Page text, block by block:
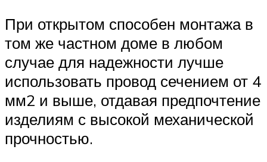
При открытом способен монтажа в
том же частном доме в любом
случае для надежности лучше
использовать провод сечением от 4
мм2 и выше, отдавая предпочтение
изделиям с высокой механической
прочностью.